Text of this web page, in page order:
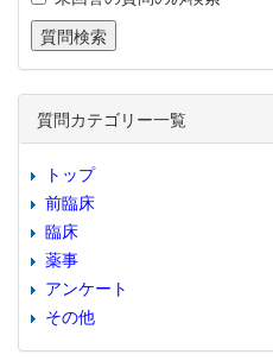
質問カテゴリー一覧
トップ
前臨床
臨床
薬事
アンケート
その他